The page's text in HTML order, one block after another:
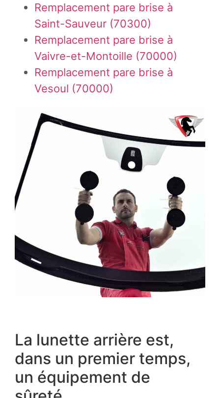
Remplacement pare brise à
Saint-Sauveur (70300)
Remplacement pare brise à
Vaivre-et-Montoille (70000)
Remplacement pare brise à
Vesoul (70000)
La lunette arrière est,
dans un premier temps,
un équipement de